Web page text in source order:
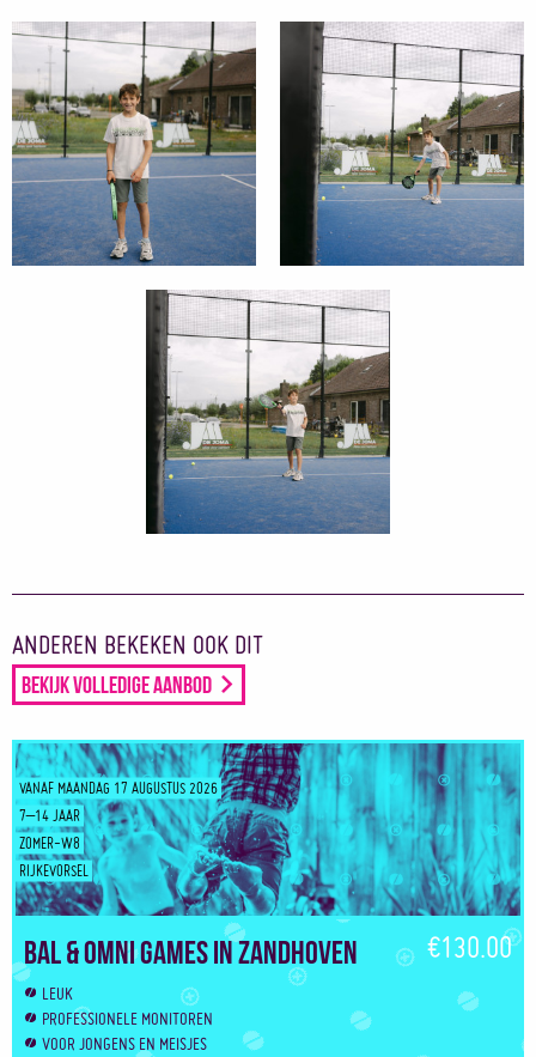
ANDEREN BEKEKEN OOK DIT
Bekijk volledige aanbod
VANAF MAANDAG 17 AUGUSTUS 2026
7–14 JAAR
ZOMER-W8
RIJKEVORSEL
Bal & Omni Games in Zandhoven €130.00
LEUK
PROFESSIONELE MONITOREN
VOOR JONGENS EN MEISJES